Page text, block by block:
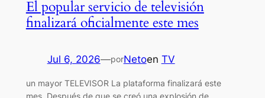
El popular servicio de televisión
finalizará oficialmente este mes
Jul 6, 2026—porNetoen TV
un mayor TELEVISOR La plataforma finalizará este
mes. Después de que se creó una explosión de